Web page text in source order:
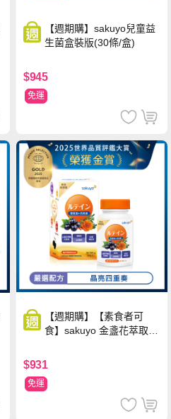
【週期購】sakuyo兒童益
生菌盒裝版(30條/盒)
$945
免運
【週期購】【素食者可
食】sakuyo 金盞花萃取
品)(30顆/瓶)
$931
免運